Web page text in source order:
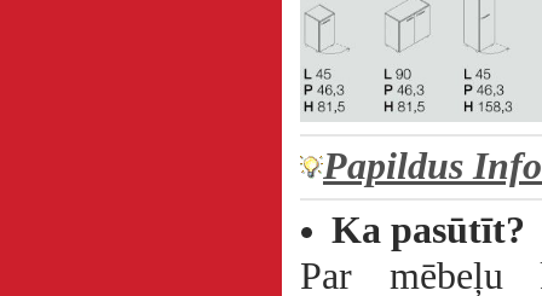
Papildus
Ka pasūtīt?
Par mēbeļu